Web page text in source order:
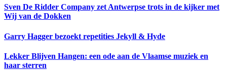
Sven De Ridder Company zet Antwerpse trots in de kijker met
Wij van de Dokken
Garry Hagger bezoekt repetities Jekyll & Hyde
Lekker Blijven Hangen: een ode aan de Vlaamse muziek en
haar sterren